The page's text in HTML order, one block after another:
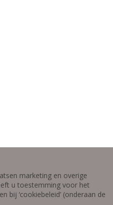
marketing en overige
u toestemming voor het
bij ‘cookiebeleid’ (onderaan de